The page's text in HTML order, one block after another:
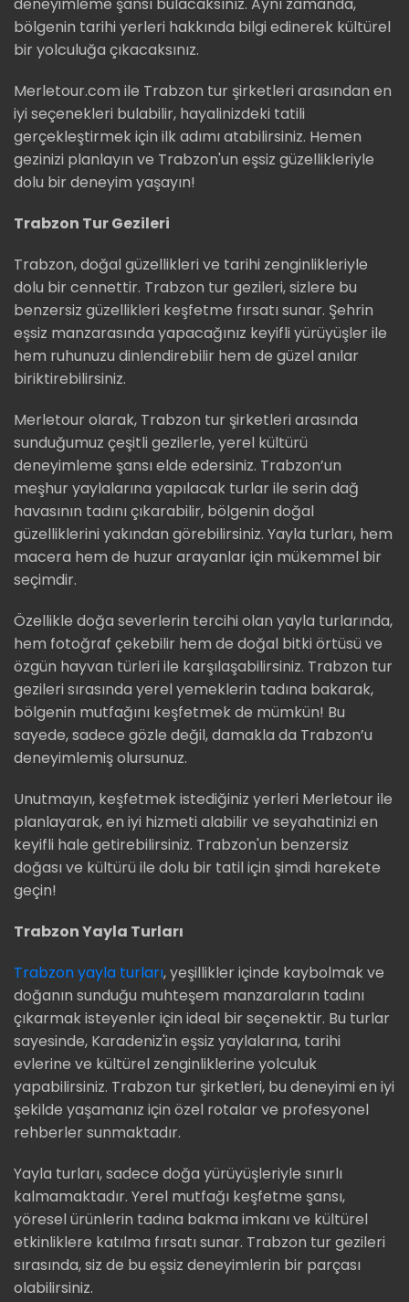
bölgenin tarihi yerleri hakkında bilgi edinerek kültürel
bir yolculuğa çıkacaksınız.
Merletour.com ile Trabzon tur şirketleri arasından en
iyi seçenekleri bulabilir, hayalinizdeki tatili
gerçekleştirmek için ilk adımı atabilirsiniz. Hemen
gezinizi planlayın ve Trabzon'un eşsiz güzellikleriyle
dolu bir deneyim yaşayın!
Trabzon Tur Gezileri
Trabzon, doğal güzellikleri ve tarihi zenginlikleriyle
dolu bir cennettir. Trabzon tur gezileri, sizlere bu
benzersiz güzellikleri keşfetme fırsatı sunar. Şehrin
eşsiz manzarasında yapacağınız keyifli yürüyüşler ile
hem ruhunuzu dinlendirebilir hem de güzel anılar
biriktirebilirsiniz.
Merletour olarak, Trabzon tur şirketleri arasında
sunduğumuz çeşitli gezilerle, yerel kültürü
deneyimleme şansı elde edersiniz. Trabzon’un
meşhur yaylalarına yapılacak turlar ile serin dağ
havasının tadını çıkarabilir, bölgenin doğal
güzelliklerini yakından görebilirsiniz. Yayla turları, hem
macera hem de huzur arayanlar için mükemmel bir
seçimdir.
Özellikle doğa severlerin tercihi olan yayla turlarında,
hem fotoğraf çekebilir hem de doğal bitki örtüsü ve
özgün hayvan türleri ile karşılaşabilirsiniz. Trabzon tur
gezileri sırasında yerel yemeklerin tadına bakarak,
bölgenin mutfağını keşfetmek de mümkün! Bu
sayede, sadece gözle değil, damakla da Trabzon’u
deneyimlemiş olursunuz.
Unutmayın, keşfetmek istediğiniz yerleri Merletour ile
planlayarak, en iyi hizmeti alabilir ve seyahatinizi en
keyifli hale getirebilirsiniz. Trabzon'un benzersiz
doğası ve kültürü ile dolu bir tatil için şimdi harekete
geçin!
Trabzon Yayla Turları
Trabzon yayla turları, yeşillikler içinde kaybolmak ve
doğanın sunduğu muhteşem manzaraların tadını
çıkarmak isteyenler için ideal bir seçenektir. Bu turlar
sayesinde, Karadeniz'in eşsiz yaylalarına, tarihi
evlerine ve kültürel zenginliklerine yolculuk
yapabilirsiniz. Trabzon tur şirketleri, bu deneyimi en iyi
şekilde yaşamanız için özel rotalar ve profesyonel
rehberler sunmaktadır.
Yayla turları, sadece doğa yürüyüşleriyle sınırlı
kalmamaktadır. Yerel mutfağı keşfetme şansı,
yöresel ürünlerin tadına bakma imkanı ve kültürel
etkinliklere katılma fırsatı sunar. Trabzon tur gezileri
sırasında, siz de bu eşsiz deneyimlerin bir parçası
olabilirsiniz.